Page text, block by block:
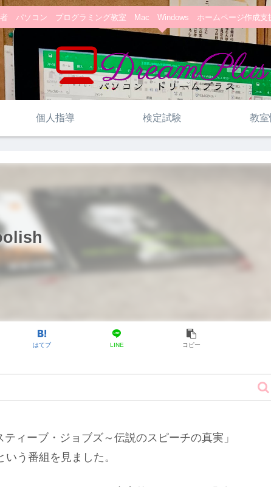
パソコン プログラミング教室 Mac Windows ホームページ作成支援
個人指導 検定試験 教室
はてブ LINE コピー
ィーブ・ジョブズ～伝説のスピーチの真実」
いう番組を見ました。